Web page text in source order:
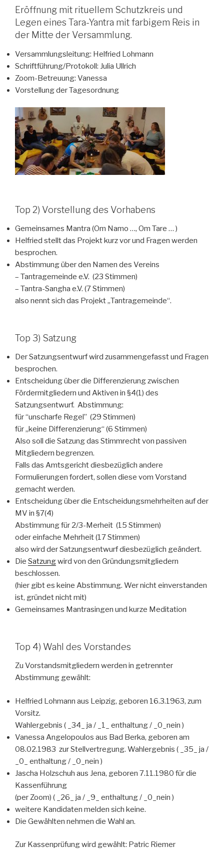
Eröffnung mit rituellem Schutzkreis und
Legen eines Tara-Yantra mit farbigem Reis in
der Mitte der Versammlung.
Versammlungsleitung: Helfried Lohmann
Schriftführung/Protokoll: Julia Ullrich
Zoom-Betreuung: Vanessa
Vorstellung der Tagesordnung
Top 2) Vorstellung des Vorhabens
Gemeinsames Mantra (Om Namo …, Om Tare … )
Helfried stellt das Projekt kurz vor und Fragen werden
besprochen.
Abstimmung über den Namen des Vereins
– Tantragemeinde e.V. (23 Stimmen)
– Tantra-Sangha e.V. (7 Stimmen)
also nennt sich das Projekt „Tantragemeinde“.
Top 3) Satzung
Der Satzungsentwurf wird zusammengefasst und Fragen
besprochen.
Entscheidung über die Differenzierung zwischen
Fördermitgliedern und Aktiven in §4(1) des
Satzungsentwurf. Abstimmung:
für “unscharfe Regel” (29 Stimmen)
für „keine Differenzierung“ (6 Stimmen)
Also soll die Satzung das Stimmrecht von passiven
Mitgliedern begrenzen.
Falls das Amtsgericht diesbezüglich andere
Formulierungen fordert, sollen diese vom Vorstand
gemacht werden.
Entscheidung über die Entscheidungsmehrheiten auf der
MV in §7(4)
Abstimmung für 2/3-Merheit (15 Stimmen)
oder einfache Mehrheit (17 Stimmen)
also wird der Satzungsentwurf diesbezüglich geändert.
Die Satzungwird von den Gründungsmitgliedern
beschlossen.
(hier gibt es keine Abstimmung. Wer nicht einverstanden
ist, gründet nicht mit)
Gemeinsames Mantrasingen und kurze Meditation
Top 4) Wahl des Vorstandes
Zu Vorstandsmitgliedern werden in getrennter
Abstimmung gewählt:
Helfried Lohmann aus Leipzig, geboren 16.3.1963, zum
Vorsitz.
Wahlergebnis ( _34_ ja / _1_ enthaltung / _0_nein )
Vanessa Angelopoulos aus Bad Berka, geboren am
08.02.1983 zur Stellvertregung. Wahlergebnis ( _35_ ja /
_0_ enthaltung / _0_nein )
Jascha Holzschuh aus Jena, geboren 7.11.1980 für die
Kassenführung
(per Zoom) ( _26_ ja / _9_ enthaltung / _0_nein )
weitere Kandidaten melden sich keine.
Die Gewählten nehmen die Wahl an.
Zur Kassenprüfung wird gewählt: Patric Riemer